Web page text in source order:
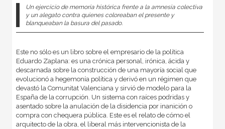
Un ejercicio de memoria histórica frente a la amnesia colectiva
y un alegato contra quienes coloreaban el presente y
blanqueaban la basura del pasado.
Este no sólo es un libro sobre el empresario de la política
Eduardo Zaplana: es una crónica personal, irónica, ácida y
descarnada sobre la construcción de una mayoría social que
evolucionó a hegemonía política y derivó en un régimen que
devastó la Comunitat Valenciana y sirvió de modelo para la
España de la corrupción. Un sistema con raíces podridas y
asentado sobre la anulación de la disidencia por inanición o
compra con chequera pública. Este es el relato de cómo el
arquitecto de la obra, el liberal más intervencionista de la